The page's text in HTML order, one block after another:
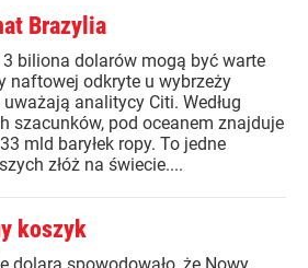
Brazylia
biliona dolarów mogą być warte
naftowej odkryte u wybrzeży
analitycy Citi. Według
szacunków, pod oceanem znajduje
mld baryłek ropy. To jedne
złóż na świecie....
koszyk